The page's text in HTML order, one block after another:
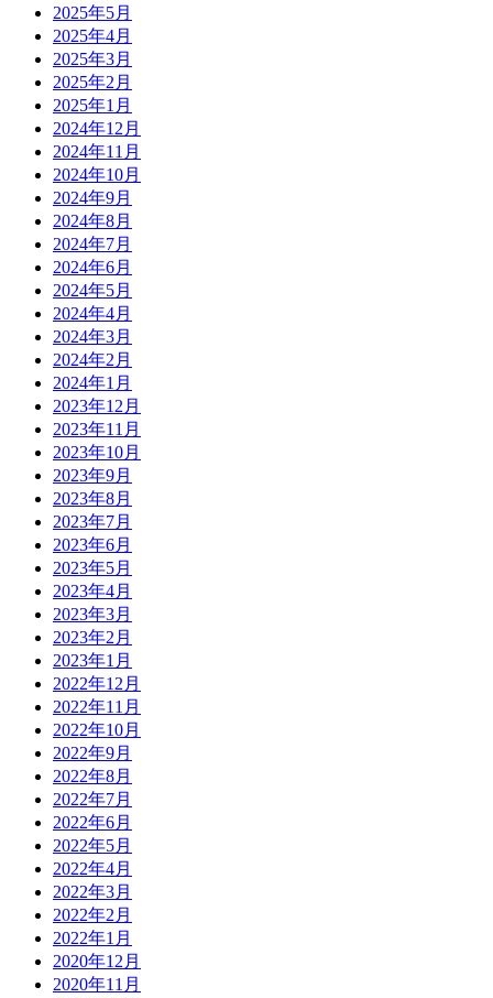
2025年5月
2025年4月
2025年3月
2025年2月
2025年1月
2024年12月
2024年11月
2024年10月
2024年9月
2024年8月
2024年7月
2024年6月
2024年5月
2024年4月
2024年3月
2024年2月
2024年1月
2023年12月
2023年11月
2023年10月
2023年9月
2023年8月
2023年7月
2023年6月
2023年5月
2023年4月
2023年3月
2023年2月
2023年1月
2022年12月
2022年11月
2022年10月
2022年9月
2022年8月
2022年7月
2022年6月
2022年5月
2022年4月
2022年3月
2022年2月
2022年1月
2020年12月
2020年11月